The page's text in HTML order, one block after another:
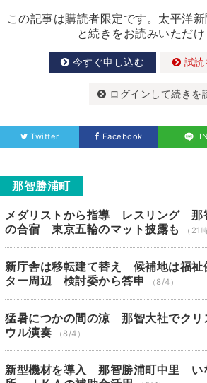
この記事は購読者限定です。太平洋
と続きをお読みいただけ
今すぐ申し込む 試読
ログインして続きを
Twitter Facebook
那智勝浦町
メダリストから指導 レスリング 那
の合宿 東京五輪のマット披露も
（21
新庁舎は移転建て替え 候補地は福祉
ター周辺 検討委から答申
（8/4）
猛暑につかの間の涼 那智大社でクリ
ウル演奏
（8/4）
新型機材を導入 那智勝浦町中里 い